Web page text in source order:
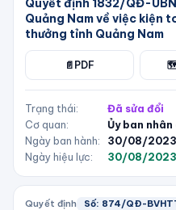
Quyết định 1832/QĐ-
Quảng Nam về việc kiện
thưởng tỉnh Quảng Nam
📄 PDF
Trạng thái:
Đã sửa đổi
Cơ quan:
Ủy ban
Ngày ban hành:
30/08/2023
Ngày hiệu lực:
30/08/2023
Quyết định Số: 874/QÐ-